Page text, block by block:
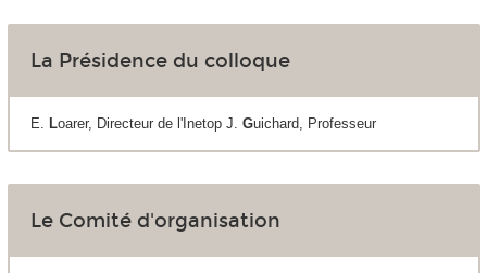
La Présidence du colloque
E. Loarer, Directeur de l'Inetop J. Guichard, Professeur
Le Comité d'organisation